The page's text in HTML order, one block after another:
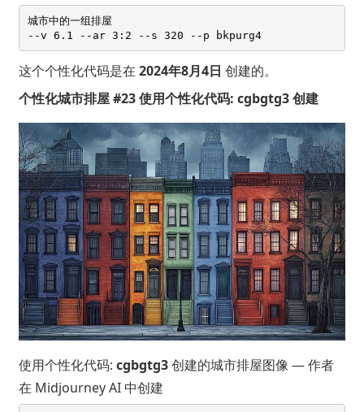
城市中的一组排屋
--v 6.1 --ar 3:2 --s 320 --p bkpurg4
这个个性化代码是在2024年8月4日 创建的。
个性化城市排屋 #23 使用个性化代码: cgbgtg3 创建
使用个性化代码: cgbgtg3创建的城市排屋图像 — 作者
在 Midjourney AI 中创建